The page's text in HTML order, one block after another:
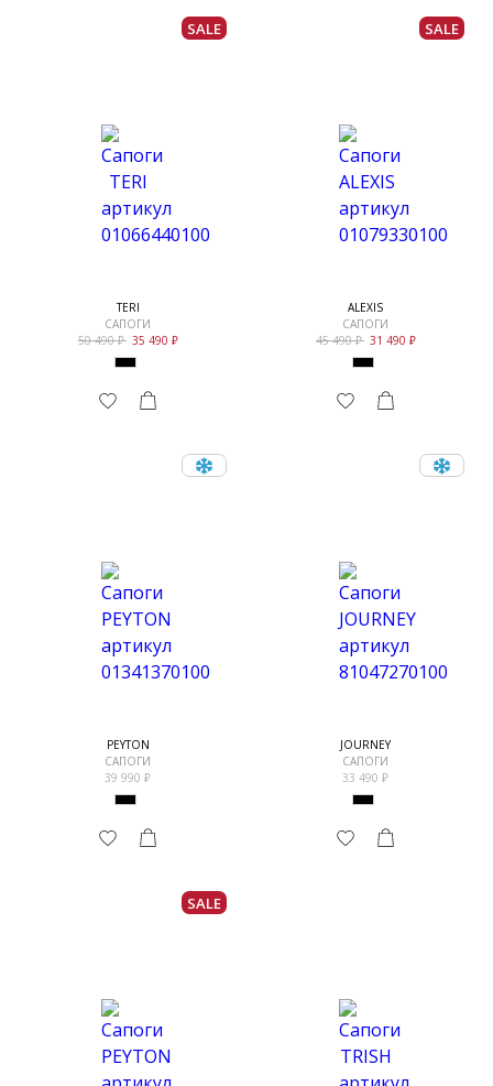
SALE
TERI
САПОГИ
50 490
35 490
SALE
ALEXIS
САПОГИ
45 490
31 490
PEYTON
САПОГИ
39 990
JOURNEY
САПОГИ
33 490
SALE